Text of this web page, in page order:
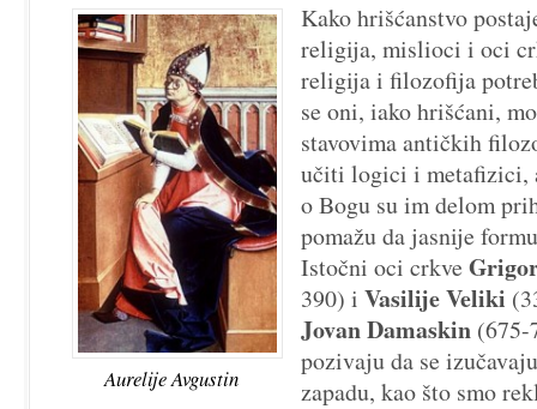
Aurelije Avgustin
Kako hrišćanstvo
religija, mislioci i oci
religija i filozofija
se oni, iako hrišćani,
stavovima antičkih
učiti logici i metafizici,
o Bogu su im delom
pomažu da jasnije
Istočni oci crkve
390) i Vasilije Veliki
Jovan Damaskin (675-
pozivaju da se
zapadu, kao što smo